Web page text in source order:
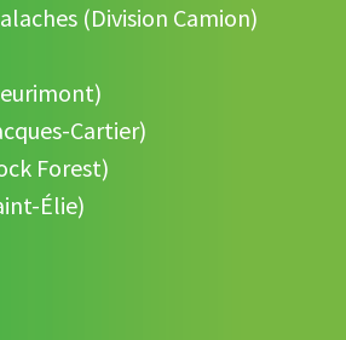
(Division Camion)
Cartier)
Forest)
Élie)